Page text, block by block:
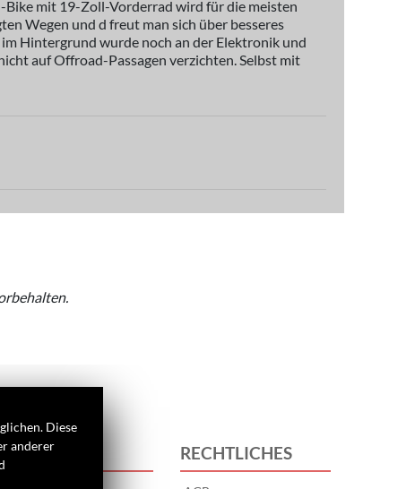
mit 19-Zoll-Vorderrad wird für die meisten
Wegen und d freut man sich über besseres
Hintergrund wurde noch an der Elektronik und
auf Offroad-Passagen verzichten. Selbst mit
UNS RECHTLICHES
Diese
anderer